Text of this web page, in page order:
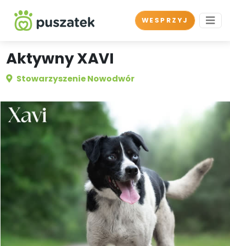
WESPRZYJ
Aktywny XAVI
Stowarzyszenie Nowodwór